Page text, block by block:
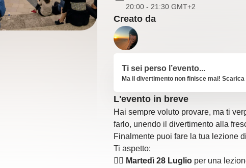
20:00 - 21:30 GMT+2
Creato da
Ti sei perso l’evento...
Ma il divertimento non finisce mai!
L'evento in breve
Hai sempre voluto provare, ma ti
farlo, unendo il divertimento alla
Finalmente puoi fare la tua lezione
Ti aspetto:
👉🏻 Martedì 28 Luglio per una